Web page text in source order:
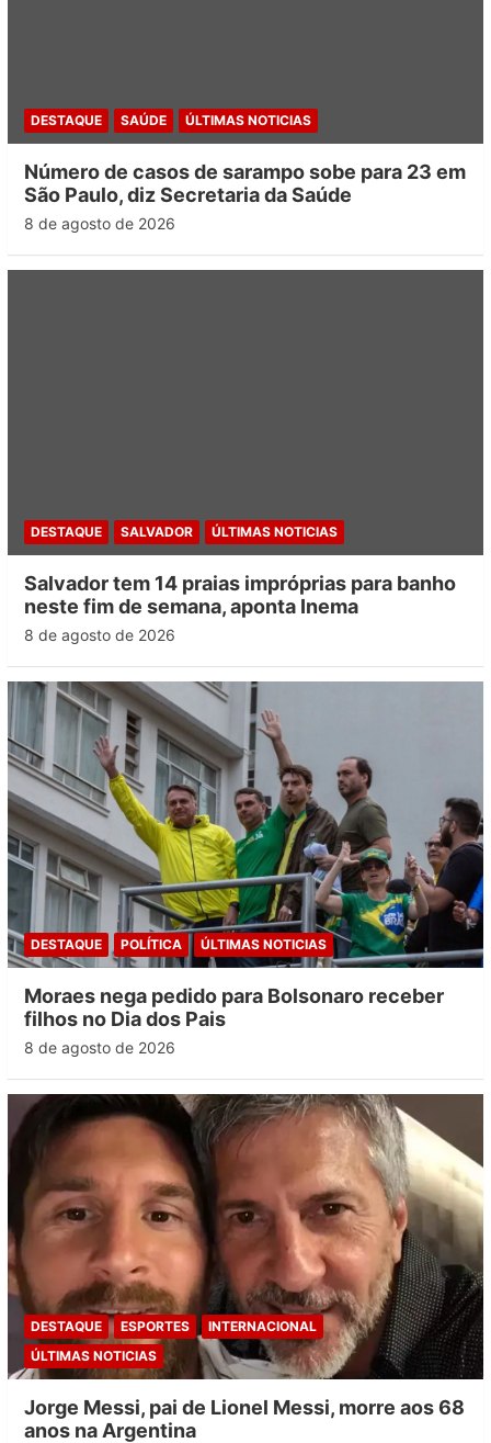
DESTAQUE SAÚDE ÚLTIMAS NOTICIAS
Número de casos de sarampo sobe para 23 em
São Paulo, diz Secretaria da Saúde
8 de agosto de 2026
DESTAQUE SALVADOR ÚLTIMAS NOTICIAS
Salvador tem 14 praias impróprias para banho
neste fim de semana, aponta Inema
8 de agosto de 2026
DESTAQUE POLÍTICA ÚLTIMAS NOTICIAS
Moraes nega pedido para Bolsonaro receber
filhos no Dia dos Pais
8 de agosto de 2026
DESTAQUE ESPORTES
INTERNACIONAL
ÚLTIMAS NOTICIAS
Jorge Messi, pai de Lionel Messi, morre aos 68
anos na Argentina